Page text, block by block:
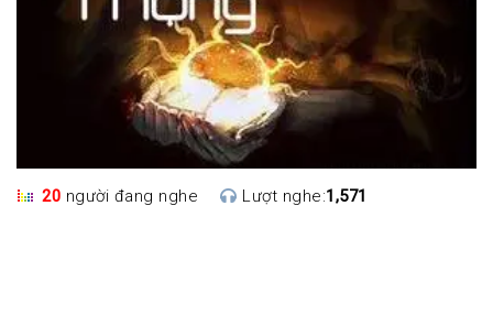
20 người đang nghe Lượt nghe:1,571